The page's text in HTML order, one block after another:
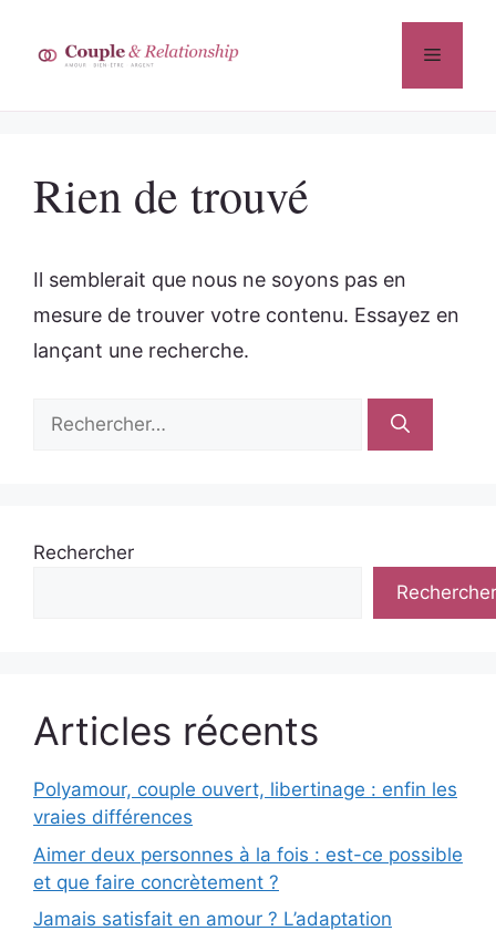
contenu
Menu
Rien de trouvé
Il semblerait que nous ne soyons pas en
mesure de trouver votre contenu. Essayez en
lançant une recherche.
Rechercher :
Rechercher
Rechercher
Articles récents
Polyamour, couple ouvert, libertinage : enfin les
vraies différences
Aimer deux personnes à la fois : est-ce possible
et que faire concrètement ?
Jamais satisfait en amour ? L’adaptation